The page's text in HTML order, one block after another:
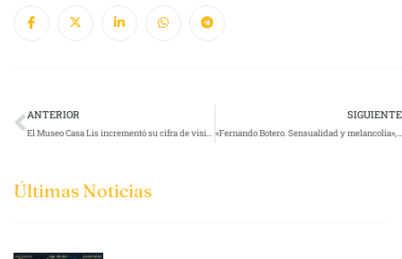
Últimas Noticias
ANTERIOR
El Museo Casa Lis incrementó su cifra de visitantes un 14% en 2023
SIGUIENTE
«Fernando Botero. Sensualidad y melancolía», en el Museo Casa Lis a partir de febrero de 2024